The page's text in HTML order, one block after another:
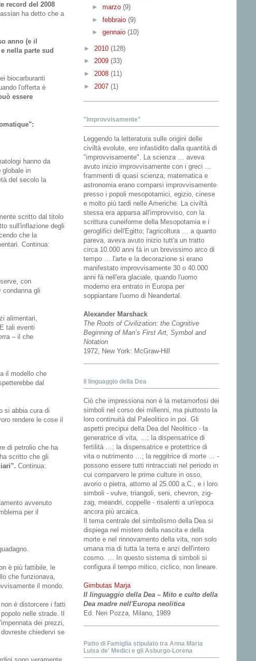
record del 2008
ha detto che a
anno (e il
nella parte sud
biocarburanti
l'offerta è
essere
hanno da
globale in
del secolo la
scritto dal titolo
sull'inflazione degli
che la
Continua:
con
condanna gli
alimentari,
tali eventi
– il che
il modello che
dal
si abbia cura di
rendere le cose il
di petrolio che ha
scritto che gli
Continua:
avvenuto
per il
è più fattibile, le
che funzionava,
il mondo.
è distorcere i fatti
nelle strade. Il
dei prezzi,
chiedervi se
► marzo (9)
► febbraio (9)
► gennaio (10)
► 2010 (128)
► 2009 (33)
► 2008 (11)
► 2007 (1)
"Improvvisamente"
Leggendo la letteratura sulle origini delle
civiltà evolute, ero infastidito dalla quantità di
"improvvisamente". La scienza … aveva
avuto inizio improvvisamente con i greci …
frammenti di quasi scienza, matematica e
astronomia erano comparsi improvvisamente
presso i popoli mesopotamici, egizio, cinese
e molto più tardi nelle Americhe. La civiltà
stessa era apparsa all'improvviso, con la
scrittura cuneiforme della Mesopotamia e i
geroglifici dell'Egitto; l'agricoltura … a quanto
pareva, aveva avuto inizio tutt'a un tratto
circa 10.000 anni fà in un brevissimo arco di
tempo … l'arte e la decorazione si erano
manifestato improvvisamente 30 o 40.000
anni fà nell'era glaciale, quando l'uomo
moderno era entrato in Europa per
soppiantare l'uomo di Neandertal.
Alexander Marshack
The Roots of Civilization: the Cognitive
Beginning of Man’s First Art, Symbol and
Notation
1972, New York: McGraw-Hill
Il linguaggio della Dea
Ciò che impressiona non è la metamorfosi dei
simboli nel corso dei millenni, ma piuttosto la
loro continuità dal Paleolitico in poi. Gli
aspetti precipui della Dea del Neolitico - la
generatrice di vita, …; la dispensatrice di
fertilità …; la dispensatrice e protettrice di
vita o nutrimento …; la reggitrice di morte … -
possono essere tutti rintracciati nel periodo in
cui comparvero le prime culture in osso,
avorio o pietra, attorno al 25.000 a.C., e i loro
simboli - vulve, triangoli, seni, chevron, zig-
zag, meandri, coppelle - risalenti a un'epoca
ancora più arcaica.
Il tema centrale del simbolismo della Dea si
dispiega nel mistero della nascita e della
morte e nel rinnovamento della vita, non solo
umana ma di tutta la terra e anzi dell'intero
cosmo. … In questo sistema di simboli si
configura il tempo mitico, ciclico, non lineare.
Gimbutas Marja
Il linguaggio della Dea – Mito e culto della
Dea madre nell'Europa neolitica
Ed. Neri Pozza, Milano, 1989
Patto di Famiglia stipulato tra Anna Maria
Luisa de' Medici e gli Asburgo-Lorena